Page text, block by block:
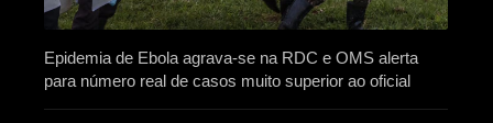
Epidemia de Ebola agrava-se na RDC e OMS alerta
para número real de casos muito superior ao oficial